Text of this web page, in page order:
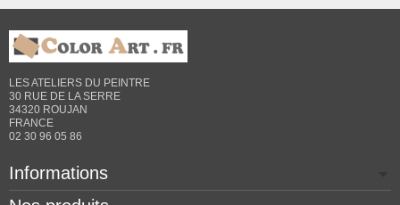
LES ATELIERS DU PEINTRE
30 RUE DE LA SERRE
34320 ROUJAN
FRANCE
02 30 96 05 86
Informations